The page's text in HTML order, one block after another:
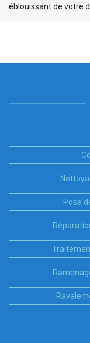
éblouissant de votre
Pose